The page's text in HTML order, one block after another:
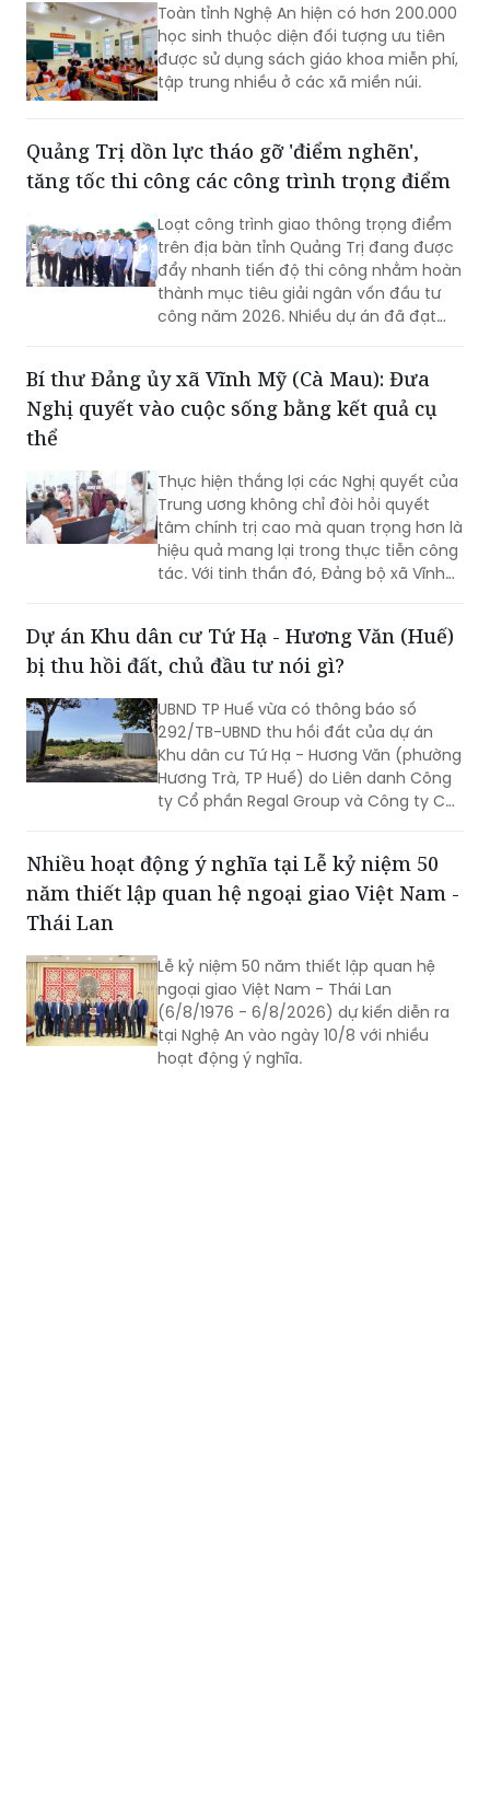
Toàn tỉnh Nghệ An hiện có hơn 200.000
học sinh thuộc diện đối tượng ưu tiên
được sử dụng sách giáo khoa miễn phí,
tập trung nhiều ở các xã miền núi.
Quảng Trị dồn lực tháo gỡ 'điểm nghẽn',
tăng tốc thi công các công trình trọng điểm
Loạt công trình giao thông trọng điểm
trên địa bàn tỉnh Quảng Trị đang được
đẩy nhanh tiến độ thi công nhằm hoàn
thành mục tiêu giải ngân vốn đầu tư
công năm 2026. Nhiều dự án đã đạt
giải phóng mặt bằng vẫn là "nút thắt"
cần sớm tháo gỡ để bảo đảm tiến độ
Bí thư Đảng ủy xã Vĩnh Mỹ (Cà Mau): Đưa
Nghị quyết vào cuộc sống bằng kết quả cụ
thể
Thực hiện thắng lợi các Nghị quyết của
Trung ương không chỉ đòi hỏi quyết
tâm chính trị cao mà quan trọng hơn là
hiệu quả mang lại trong thực tiễn công
tác. Với tinh thần đó, Đảng bộ xã Vĩnh
đội ngũ cán bộ đủ phẩm chất, năng
lực, trách nhiệm, đưa các chủ trương
chuyển biến rõ nét trong phát triển kinh
tế - xã hội và nâng cao đời sống Nhân
dân.
Dự án Khu dân cư Tứ Hạ - Hương Văn (Huế)
bị thu hồi đất, chủ đầu tư nói gì?
UBND TP Huế vừa có thông báo số
292/TB-UBND thu hồi đất của dự án
Khu dân cư Tứ Hạ - Hương Văn (phường
Hương Trà, TP Huế) do Liên danh Công
ty Cổ phần Regal Group và Công ty Cổ
Nhiều hoạt động ý nghĩa tại Lễ kỷ niệm 50
năm thiết lập quan hệ ngoại giao Việt Nam -
Thái Lan
Lễ kỷ niệm 50 năm thiết lập quan hệ
ngoại giao Việt Nam - Thái Lan
(6/8/1976 - 6/8/2026) dự kiến diễn ra
tại Nghệ An vào ngày 10/8 với nhiều
hoạt động ý nghĩa.